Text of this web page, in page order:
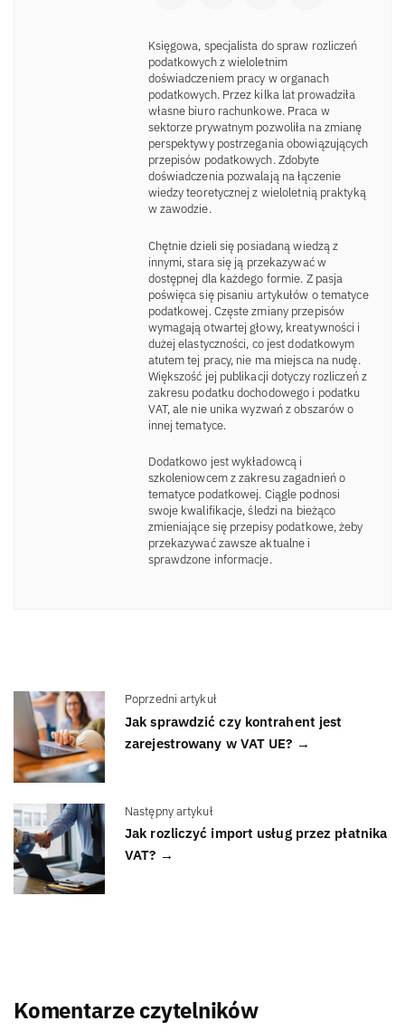
Księgowa, specjalista do spraw rozliczeń
podatkowych z wieloletnim
doświadczeniem pracy w organach
podatkowych. Przez kilka lat prowadziła
własne biuro rachunkowe. Praca w
sektorze prywatnym pozwoliła na zmianę
perspektywy postrzegania obowiązujących
przepisów podatkowych. Zdobyte
doświadczenia pozwalają na łączenie
wiedzy teoretycznej z wieloletnią praktyką
w zawodzie.
Chętnie dzieli się posiadaną wiedzą z
innymi, stara się ją przekazywać w
dostępnej dla każdego formie. Z pasja
poświęca się pisaniu artykułów o tematyce
podatkowej. Częste zmiany przepisów
wymagają otwartej głowy, kreatywności i
dużej elastyczności, co jest dodatkowym
atutem tej pracy, nie ma miejsca na nudę.
Większość jej publikacji dotyczy rozliczeń z
zakresu podatku dochodowego i podatku
VAT, ale nie unika wyzwań z obszarów o
innej tematyce.
Dodatkowo jest wykładowcą i
szkoleniowcem z zakresu zagadnień o
tematyce podatkowej. Ciągle podnosi
swoje kwalifikacje, śledzi na bieżąco
zmieniające się przepisy podatkowe, żeby
przekazywać zawsze aktualne i
sprawdzone informacje.
Poprzedni artykuł
Jak sprawdzić czy kontrahent jest
zarejestrowany w VAT UE? →
Następny artykuł
Jak rozliczyć import usług przez płatnika
VAT? →
Komentarze czytelników